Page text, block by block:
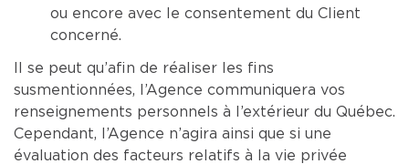
ou encore avec le consentement du Client
concerné.
Il se peut qu’afin de réaliser les fins
susmentionnées, l’Agence communiquera vos
renseignements personnels à l’extérieur du Québec.
Cependant, l’Agence n’agira ainsi que si une
évaluation des facteurs relatifs à la vie privée